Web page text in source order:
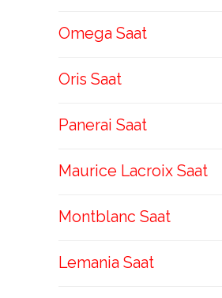
Omega Saat
Oris Saat
Panerai Saat
Maurice Lacroix Saat
Montblanc Saat
Lemania Saat